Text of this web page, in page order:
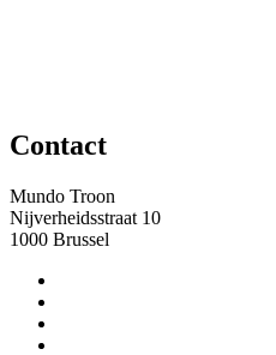
Contact
Mundo Troon
Nijverheidsstraat 10
1000 Brussel